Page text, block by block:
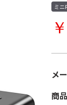
ミニ
メ
商